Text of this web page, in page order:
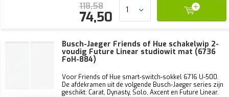
118,58
74,50
Busch-Jaeger Friends of Hue schakelwip 2-
voudig Future Linear studiowit mat (6736
FoH-884)
Voor Friends of Hue smart-switch-sokkel 6716 U-500.
De afdekramen uit de volgende Busch-Jaeger series zijn
geschikt: Carat, Dynasty, Solo, Axcent en Future Linear.